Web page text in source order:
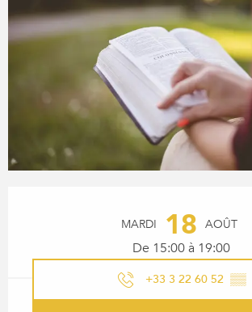
MARDI 18 AOÛT
De 15:00 à 19:00
+33 3 22 60 52 ▒▒